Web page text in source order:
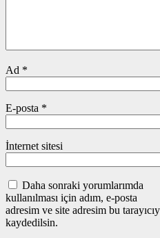
Ad *
E-posta *
İnternet sitesi
Daha sonraki yorumlarımda
kullanılması için adım, e-posta
adresim ve site adresim bu
kaydedilsin.